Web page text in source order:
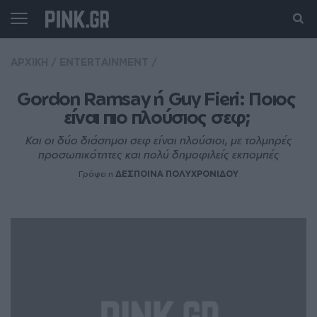
Gordon Ramsay ή Guy Fieri: Ποιος
είναι πιο πλούσιος σεφ;
Και οι δύο διάσημοι σεφ είναι πλούσιοι, με τολμηρές
προσωπικότητες και πολύ δημοφιλείς εκπομπές
Γράφει η ΔΕΣΠΟΙΝΑ ΠΟΛΥΧΡΟΝΙΔΟΥ